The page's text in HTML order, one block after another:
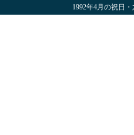
1992年4月の祝日